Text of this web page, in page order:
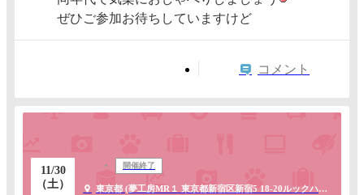
ぜひご参加お待ちしていますけど
コメント
11/30
（土）
開催終了
東京都 (夢工房MR１ 東京都新宿区新宿5 18-20ルックハイツ 新宿の風景が眺望できる明るい所です♪)